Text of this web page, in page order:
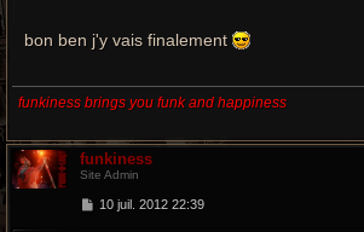
e
bon ben j'y vais finalement
funkiness brings you funk and happiness
funkiness
Site Admin
M10 juil. 2012 22:39